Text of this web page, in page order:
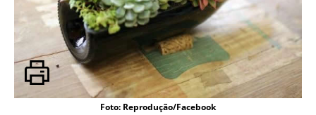
Foto: Reprodução/Facebook